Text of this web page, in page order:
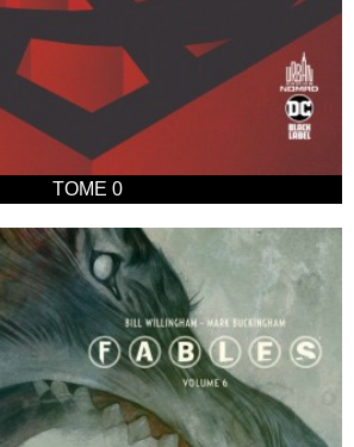
TOME 0